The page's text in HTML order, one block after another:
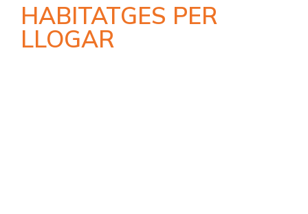
HABITATGES PER
LLOGAR